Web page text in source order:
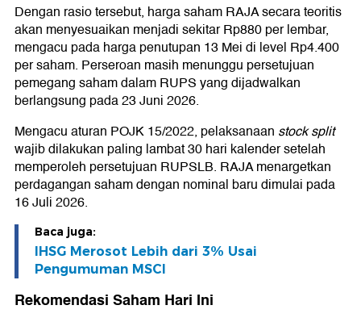
Dengan rasio tersebut, harga saham RAJA secara teoritis
akan menyesuaikan menjadi sekitar Rp880 per lembar,
mengacu pada harga penutupan 13 Mei di level Rp4.400
per saham. Perseroan masih menunggu persetujuan
pemegang saham dalam RUPS yang dijadwalkan
berlangsung pada 23 Juni 2026.
Mengacu aturan POJK 15/2022, pelaksanaan stock split
wajib dilakukan paling lambat 30 hari kalender setelah
memperoleh persetujuan RUPSLB. RAJA menargetkan
perdagangan saham dengan nominal baru dimulai pada
16 Juli 2026.
Baca juga:
IHSG Merosot Lebih dari 3% Usai
Pengumuman MSCI
Rekomendasi Saham Hari Ini